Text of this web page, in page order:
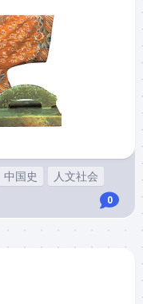
中国史
人文社会
0